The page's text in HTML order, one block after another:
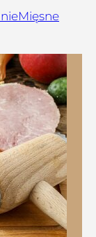
Mięsne